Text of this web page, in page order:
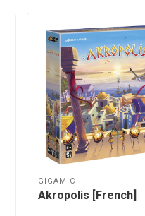
GIGAMIC
Akropolis [French]